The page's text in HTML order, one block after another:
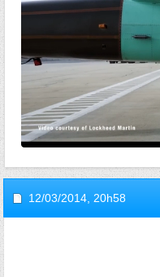
12/03/2014, 20h58